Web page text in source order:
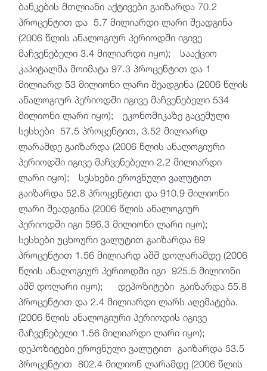
ბანკების მთლიანი აქტივები გაიზარდა 70.2
პროცენტით და 5.7 მილიარდი ლარი შეადგინა
(2006 წლის ანალოგიურ პერიოდში იგივე
მაჩვენებელი 3.4 მილიარდი იყო); სააქციო
კაპიტალმა მოიმატა 97.3 პროცენტით და 1
მილიარდ 53 მილიონი ლარი შეადგინა (2006 წლის
ანალოგიურ პერიოდში იგივე მაჩვენებელი 534
მილიონი ლარი იყო); ეკონომიკაზე გაცემული
სესხები 57.5 პროცენტით, 3.52 მილიარდ
ლარამდე გაიზარდა (2006 წლის ანალოგიური
პერიოდში იგივე მაჩვენებელი 2.2 მილიარდი
ლარი იყო); სესხები ეროვნული ვალუტით
გაიზარდა 52.8 პროცენტით და 910.9 მილიონი
ლარი შეადგინა (2006 წლის ანალოგიურ
პერიოდში იგი 596.3 მილიონი ლარი იყო);
სესხები უცხოური ვალუტით გაიზარდა 69
პროცენტით 1.56 მილიარდ აშშ დოლარამდე (2006
წლის ანალოგიურ პერიოდში იგი 925.5 მილიონი
აშშ დოლარი იყო); დეპოზიტები გაიზარდა 55.8
პროცენტით და 2.4 მილიარდი ლარს აღემატება.
(2006 წლის ანალოგიური პერიოდის იგივე
მაჩვენებელი 1.56 მილიარდი ლარი იყო);
დეპოზიტები ეროვნული ვალუტით გაიზარდა 53.5
პროცენტით 802.4 მილიონ ლარამდე (2006 წლის